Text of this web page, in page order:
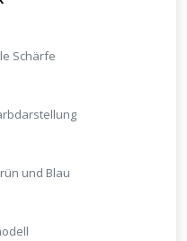
Schärfe
und Blau